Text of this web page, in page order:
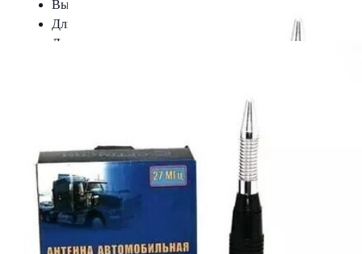
Высота - 1500 мм.
Длина штыря - 1400 мм.
Диаметр магнитного основания - 145 мм.
Характеристики
Фото из
d/3/f/2/
Вес Брутто1.125